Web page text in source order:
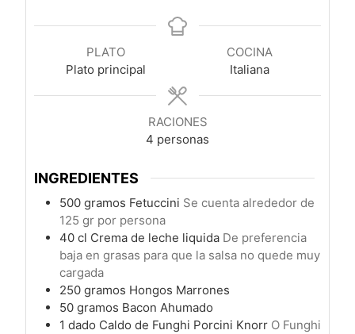
PLATO
Plato principal
COCINA
Italiana
RACIONES
4 personas
INGREDIENTES
500 gramos Fetuccini Se cuenta alrededor de
125 gr por persona
40 cl Crema de leche liquida De preferencia
baja en grasas para que la salsa no quede muy
cargada
250 gramos Hongos Marrones
50 gramos Bacon Ahumado
1 dado Caldo de Funghi Porcini Knorr O Funghi